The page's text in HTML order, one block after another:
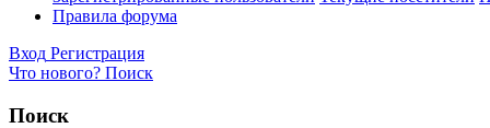
Правила форума
Вход Регистрация
Что нового? Поиск
Поиск